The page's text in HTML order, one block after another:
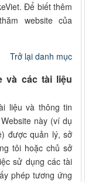
Để biết thêm
website của
Trở lại danh mục
và các tài liệu
liệu và thông tin
này (ví dụ
được quản lý, sở
tôi hoặc chủ sở
sử dụng các tài
phép tương ứng